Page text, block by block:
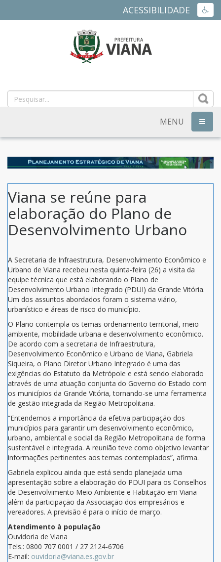
ACESSIBILIDADE
MUNICIPAL
DE
VIANA
ES
MENU
Viana se reúne para
elaboração do Plano de
Desenvolvimento Urbano
A Secretaria de Infraestrutura, Desenvolvimento Econômico e
Urbano de Viana recebeu nesta quinta-feira (26) a visita da
equipe técnica que está elaborando o Plano de
Desenvolvimento Urbano Integrado (PDUI) da Grande Vitória.
Um dos assuntos abordados foram o sistema viário,
urbanístico e áreas de risco do município.
O Plano contempla os temas ordenamento territorial, meio
ambiente, mobilidade urbana e desenvolvimento econômico.
De acordo com a secretaria de Infraestrutura,
Desenvolvimento Econômico e Urbano de Viana, Gabriela
Siqueira, o Plano Diretor Urbano Integrado é uma das
exigências do Estatuto da Metrópole e está sendo elaborado
através de uma atuação conjunta do Governo do Estado com
os municípios da Grande Vitória, tornando-se uma ferramenta
de gestão integrada da Região Metropolitana.
“Entendemos a importância da efetiva participação dos
municípios para garantir um desenvolvimento econômico,
urbano, ambiental e social da Região Metropolitana de forma
sustentável e integrada. A reunião teve como objetivo levantar
informações pertinentes aos temas contemplados”, afirma.
Gabriela explicou ainda que está sendo planejada uma
apresentação sobre a elaboração do PDUI para os Conselhos
de Desenvolvimento Meio Ambiente e Habitação em Viana
além da participação da Associação dos empresários e
vereadores. A previsão é para o início de março.
Atendimento à população
Ouvidoria de Viana
Tels.: 0800 707 0001 / 27 2124-6706
E-mail: ouvidoria@viana.es.gov.br